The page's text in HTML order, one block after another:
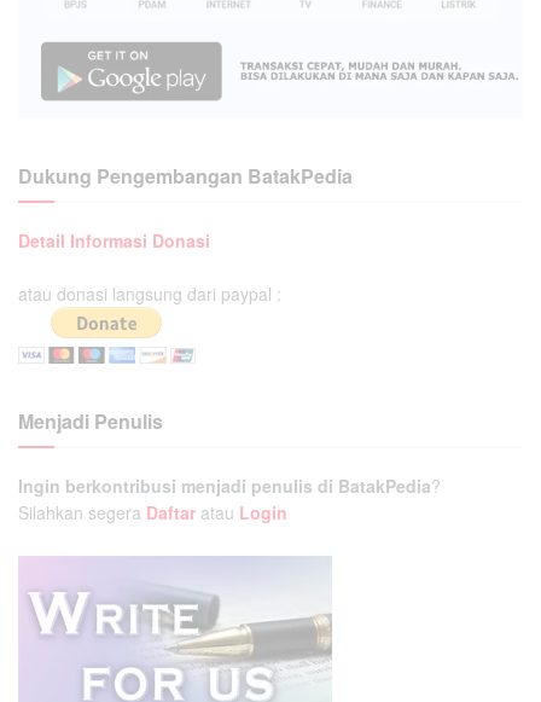
Dukung Pengembangan BatakPedia
Detail Informasi Donasi
atau donasi langsung dari paypal :
Menjadi Penulis
Ingin berkontribusi menjadi penulis di BatakPedia?
Silahkan segera Daftar atau Login